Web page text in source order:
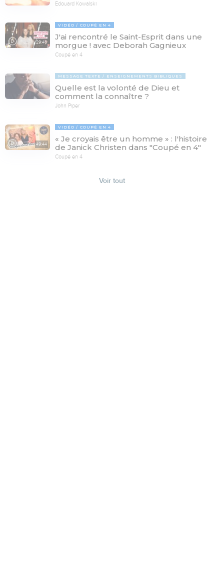
Edouard Kowalski
29:46
VIDÉO COUPÉ EN 4
J'ai rencontré le Saint-Esprit dans une
morgue ! avec Deborah Gagnieux
Coupé en 4
MESSAGE TEXTE ENSEIGNEMENTS BIBLIQUES
Quelle est la volonté de Dieu et
comment la connaître ?
John Piper
49:44
VIDÉO COUPÉ EN 4
« Je croyais être un homme » : l'histoire
de Janick Christen dans "Coupé en 4"
Coupé en 4
Voir tout